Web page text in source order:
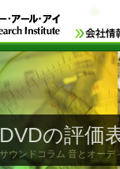
DVDの評価
サウンドコラム 音とオーデ